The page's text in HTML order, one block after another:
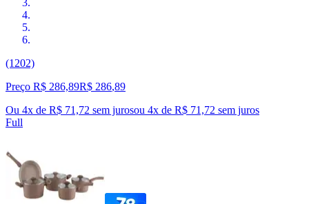
(1202)
Preço R$ 286,89R$ 286,89
Ou 4x de R$ 71,72 sem jurosou 4x de R$ 71,72 sem juros
Full